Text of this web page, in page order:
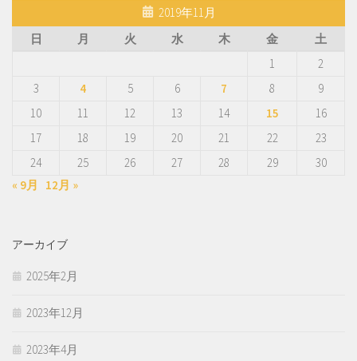
2019年11月
日
月 火 水 木 金
土
1
2
3
4 5 6 7 8
9
10
11 12 13 14 15
16
17
18 19 20 21 22
23
24
25 26 27 28 29
30
« 9月
12月 »
アーカイブ
2025年2月
2023年12月
2023年4月